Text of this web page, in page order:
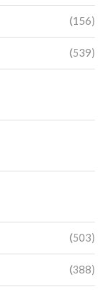
(156)
(539)
(503)
(388)